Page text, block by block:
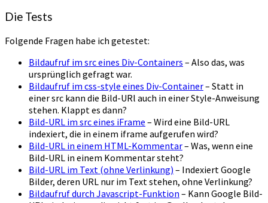
Die Tests
Folgende Fragen habe ich getestet:
Bildaufruf im src eines Div-Containers – Also das, was
ursprünglich gefragt war.
Bildaufruf im css-style eines Div-Container– Statt in
einer src kann die Bild-URl auch in einer Style-Anweisung
stehen. Klappt es dann?
Bild-URL im src eines iFrame – Wird eine Bild-URL
indexiert, die in einem iframe aufgerufen wird?
Bild-URL in einem HTML-Kommentar– Was, wenn eine
Bild-URL in einem Kommentar steht?
Bild-URL im Text (ohne Verlinkung) – Indexiert Google
Bilder, deren URL nur im Text stehen, ohne Verlinkung?
Bildaufruf durch Javascript-Funktion – Kann Google Bild-